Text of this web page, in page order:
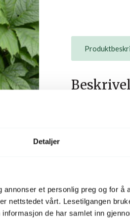
Detaljer
et personlig preg og for å
nettstedet vårt. Lesetilgangen
de har samlet inn
Palmate blader